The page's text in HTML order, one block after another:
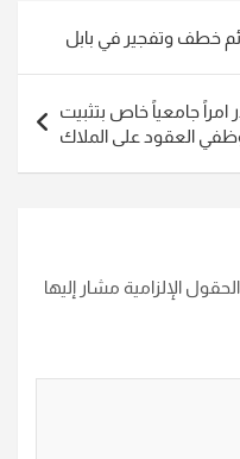
خطف وتفجير في بابل
امراً جامعياً خاص بتثبيت
العقود على الملاك
الحقول الإلزامية مشار إليها